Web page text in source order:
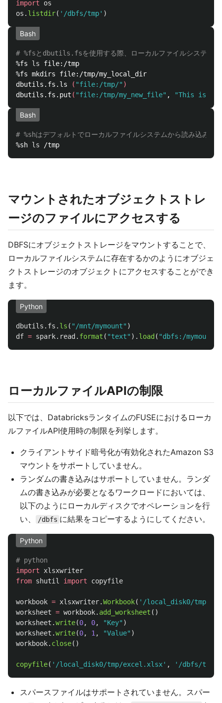
import
os
os . listdir( ' /dbfs/tmp' )
Bash
# %fsとdbutils.fsを使用する際、ローカルファイルシステム
%fs ls file:/tmp
%fs mkdirs file:/tmp/my_local_dir
dbutils.fs.ls
( "file:/tmp/" )
dbutils.fs.put ( "file:/tmp/my_new_file" , "This is a
Bash
# %shはデフォルトでローカルファイルシステムから読み込みを
%sh ls
マウントされたオブジェクトストレ
ージのファイルにアクセスする
DBFSにオブジェクトストレージをマウントすることで、
ローカルファイルシステムに存在するかのようにオブジェ
クトストレージのオブジェクトにアクセスすることができ
ます。
Python
dbutils . fs . ls ( " /mnt/mymount" )
df = spark. read . format ( "text" ). load ( "dbfs:/
ローカルファイルAPIの制限
以下では、DatabricksランタイムのFUSEにおけるローカ
ルファイルAPI使用時の制限を列挙します。
クライアントサイド暗号化が有効化されたAmazon S3
マウントをサポートしていません。
ランダムの書き込みはサポートしていません。ランダ
ムの書き込みが必要となるワークロードにおいては、
以下のようにローカルディスクでオペレーションを行
い、
/dbfs に結果をコピーするようにしてください。
Python
import
xlsxwriter
from shutil import copyfile
workbook = xlsxwriter.Workbook( ' /local_disk0/tmp/
worksheet = workbook. add_worksheet ()
worksheet .write(0, 0, "Key" )
worksheet .write(0, 1 , "Value" )
workbook. close()
copyfile( ' /local_disk0/tmp/excel.xlsx' , ' /dbfs/tmp/
スパースファイルはサポートされていません。スパー